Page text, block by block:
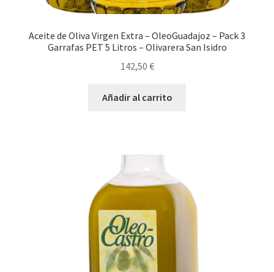
Aceite de Oliva Virgen Extra – OleoGuadajoz – Pack 3
Garrafas PET 5 Litros – Olivarera San Isidro
142,50 €
Añadir al carrito